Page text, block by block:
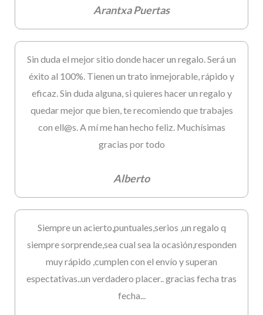
Arantxa Puertas
Sin duda el mejor sitio donde hacer un regalo. Será un
éxito al 100%. Tienen un trato inmejorable, rápido y
eficaz. Sin duda alguna, si quieres hacer un regalo y
quedar mejor que bien, te recomiendo que trabajes
con ell@s. A mí me han hecho feliz. Muchísimas
gracias por todo
Alberto
Siempre un acierto,puntuales,serios ,un regalo q
siempre sorprende,sea cual sea la ocasión,responden
muy rápido ,cumplen con el envío y superan
espectativas..un verdadero placer.. gracias fecha tras
fecha...